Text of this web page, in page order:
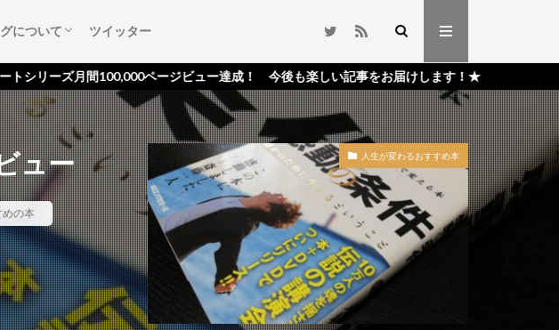
について
活ノート』のご紹介！
ップ
シーポリシー
ページ
ー様のページ
わせ
ツイッター
ページビュー達成！ 今後も楽しい記事をお届けします！★
ュー
めの本
人生が変わるおすすめ本